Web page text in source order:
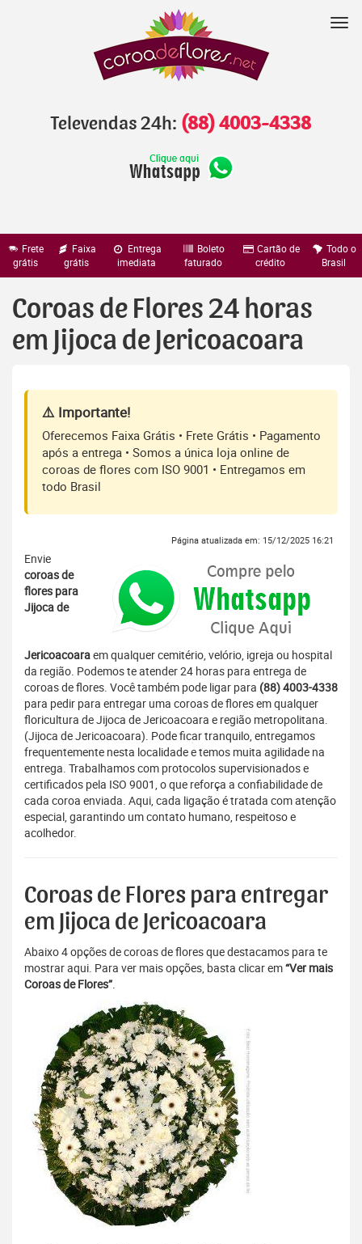
Televendas 24h: (88) 4003-4338
Frete
grátis
Faixa
grátis
Entrega
imediata
Boleto
faturado
Cartão de
crédito
Todo o
Brasil
Coroas de Flores 24 horas
em Jijoca de Jericoacoara
⚠️ Importante!
Oferecemos Faixa Grátis • Frete Grátis • Pagamento
após a entrega • Somos a única loja online de
coroas de flores com ISO 9001 • Entregamos em
todo Brasil
Página atualizada em: 15/12/2025 16:21
Envie
coroas de
flores para
Jijoca de
Jericoacoaraem qualquer cemitério, velório, igreja ou hospital
da região. Podemos te atender 24 horas para entrega de
coroas de flores. Você também pode ligar para (88) 4003-4338
para pedir para entregar uma coroas de flores em qualquer
floricultura de Jijoca de Jericoacoara e região metropolitana.
(Jijoca de Jericoacoara). Pode ficar tranquilo, entregamos
frequentemente nesta localidade e temos muita agilidade na
entrega. Trabalhamos com protocolos supervisionados e
certificados pela ISO 9001, o que reforça a confiabilidade de
cada coroa enviada. Aqui, cada ligação é tratada com atenção
especial, garantindo um contato humano, respeitoso e
acolhedor.
Coroas de Flores para entregar
em Jijoca de Jericoacoara
Abaixo 4 opções de coroas de flores que destacamos para te
mostrar aqui. Para ver mais opções, basta clicar em“Ver mais
Coroas de Flores”.